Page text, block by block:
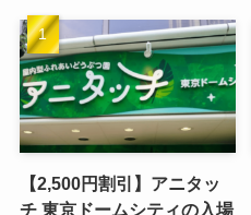
【2,500円割引】アニタッ
チ 東京ドームシティの入場